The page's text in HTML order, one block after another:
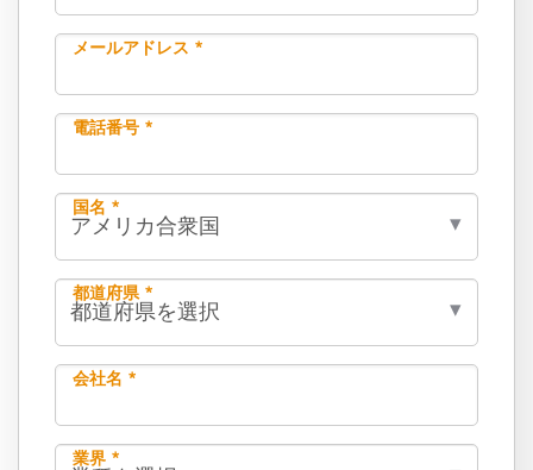
メールアドレス *
電話番号 *
国名 *
都道府県 *
会社名 *
業界 *